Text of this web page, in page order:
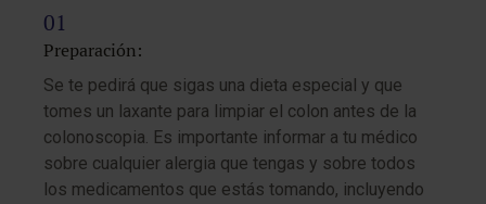
Preparación:
Se te pedirá que sigas una dieta especial y que
tomes un laxante para limpiar el colon antes de la
colonoscopia. Es importante informar a tu médico
sobre cualquier alergia que tengas y sobre todos
los medicamentos que estás tomando, incluyendo